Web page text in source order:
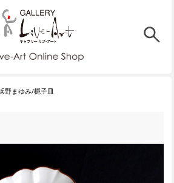
野まゆみ/梔子皿